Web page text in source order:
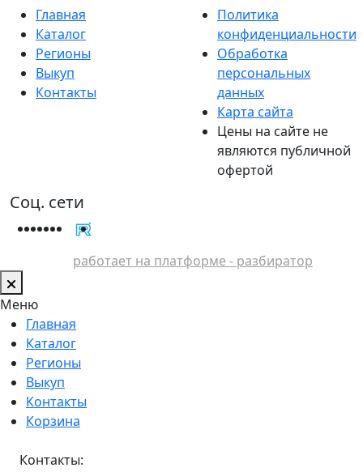
Главная
Каталог
Регионы
Выкуп
Контакты
Политика
конфиденциальности
Обработка
персональных
данных
Карта сайта
Цены на сайте не
являются публичной
офертой
Соц. сети
работает на платформе - разбиратор
Меню
Главная
Каталог
Регионы
Выкуп
Контакты
Корзина
Контакты: